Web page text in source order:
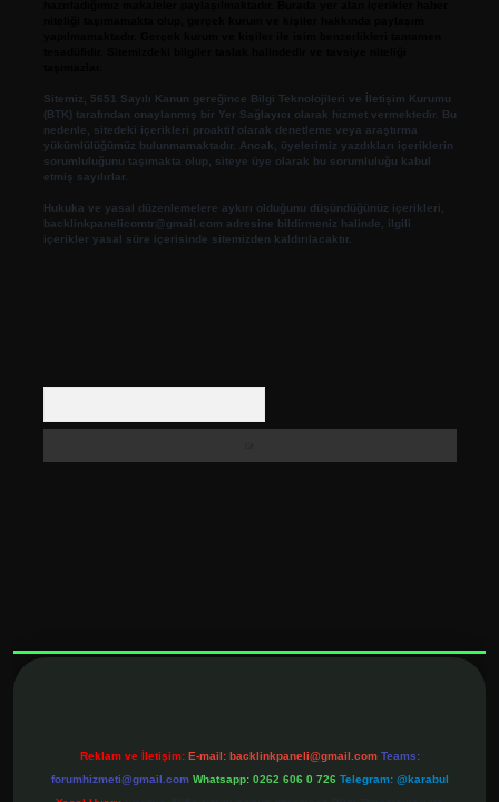
Sitemiz, 5651 Sayılı Kanun gereğince Bilgi Teknolojileri ve İletişim Kurumu
(BTK) tarafından onaylanmış bir Yer Sağlayıcı olarak hizmet vermektedir. Bu
nedenle, sitedeki içerikleri proaktif olarak denetleme veya araştırma
yükümlülüğümüz bulunmamaktadır. Ancak, üyelerimiz yazdıkları içeriklerin
sorumluluğunu taşımakta olup, siteye üye olarak bu sorumluluğu kabul
etmiş sayılırlar.
Hukuka ve yasal düzenlemelere aykırı olduğunu düşündüğünüz içerikleri,
backlinkpanelicomtr@gmail.com adresine bildirmeniz halinde, ilgili
içerikler yasal süre içerisinde sitemizden kaldırılacaktır.
Reklam ve İletişim: E-mail: backlinkpaneli@gmail.com Teams:
forumhizmeti@gmail.com Whatsapp: 0262 606 0 726 Telegram: @karabul